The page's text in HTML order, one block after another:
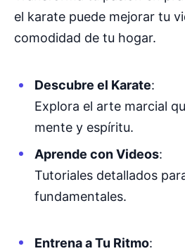
el karate puede mejorar tu
comodidad de tu hogar.
Descubre el Karate:
Explora el arte marcial
mente y espíritu.
Aprende con Videos:
Tutoriales detallados
fundamentales.
Entrena a Tu Ritmo: